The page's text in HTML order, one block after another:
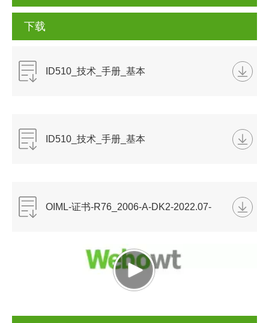
下载
ID510_技术_手册_基本
ID510_技术_手册_基本
OIML-证书-R76_2006-A-DK2-2022.07-